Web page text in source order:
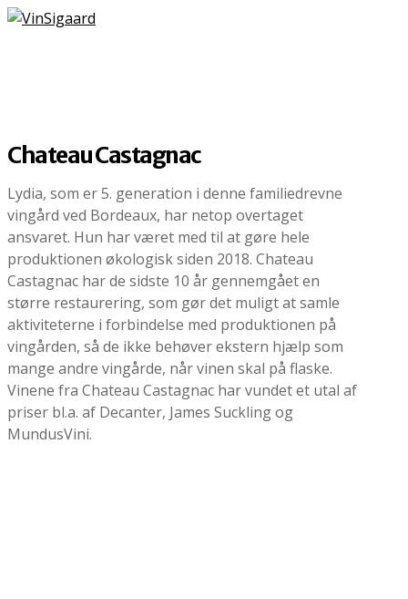
Chateau Castagnac
Lydia, som er 5. generation i denne familiedrevne
vingård ved Bordeaux, har netop overtaget
ansvaret. Hun har været med til at gøre hele
produktionen økologisk siden 2018. Chateau
Castagnac har de sidste 10 år gennemgået en
større restaurering, som gør det muligt at samle
aktiviteterne i forbindelse med produktionen på
vingården, så de ikke behøver ekstern hjælp som
mange andre vingårde, når vinen skal på flaske.
Vinene fra Chateau Castagnac har vundet et utal af
priser bl.a. af Decanter, James Suckling og
MundusVini.